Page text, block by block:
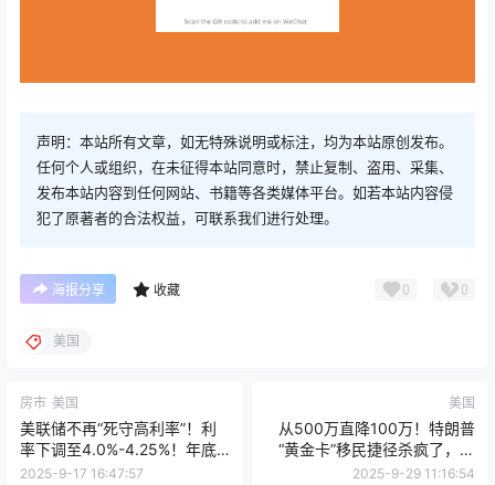
声明：本站所有文章，如无特殊说明或标注，均为本站原创发布。
任何个人或组织，在未征得本站同意时，禁止复制、盗用、采集、
发布本站内容到任何网站、书籍等各类媒体平台。如若本站内容侵
犯了原著者的合法权益，可联系我们进行处理。
海报分享 收藏 0 0
美国
房市 美国
美联储不再“死守高利率”！利
率下调至4.0%-4.25%！年底
前或再降两次利率
2025-9-17 16:47:57
美国
从500万直降100万！特朗普
“黄金卡”移民捷径杀疯了，比
新加坡、新西兰还便宜！
2025-9-29 11:16:54